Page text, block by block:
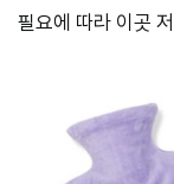
필요에 따라 이곳